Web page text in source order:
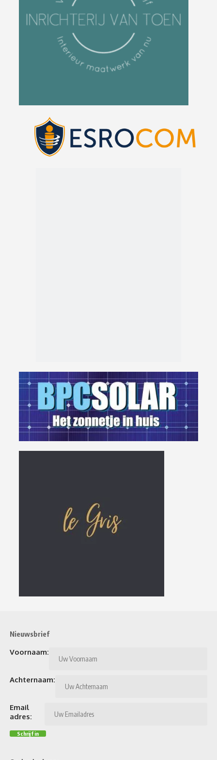
Nieuwsbrief
Voornaam:
Achternaam:
Email
adres: